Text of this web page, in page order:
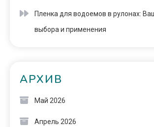
Пленка для водоемов в рулонах:
выбора и применения
АРХИВ
Май 2026
Апрель 2026